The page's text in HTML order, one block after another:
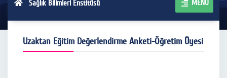
Sağlık Bilimleri Enstitüsü MENÜ
Uzaktan Eğitim Değerlendirme Anketi-Öğretim Üyesi